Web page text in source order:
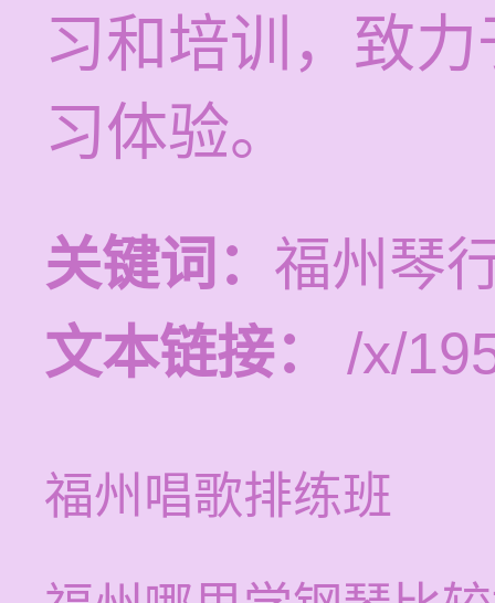
习和培训，致
习体验。
关键词： 福州琴
文本链接：
/x/
福州唱歌排练班